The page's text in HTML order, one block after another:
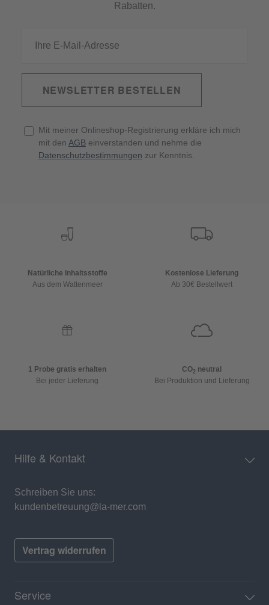
Rabatten.
NEWSLETTER BESTELLEN
Mit meiner Onlineshop-Registrierung erkläre ich mich
mit den AGB einverstanden und nehme die
Datenschutzbestimmungen zur Kenntnis.
Natürliche Inhaltsstoffe
Aus dem Wattenmeer
Kostenlose Lieferung
Ab 30€ Bestellwert
1 Probe gratis erhalten
Bei jeder Lieferung
CO2 neutral
Bei Produktion und Lieferung
Hilfe & Kontakt
Schreiben Sie uns:
kundenbetreuung@la-mer.com
Vertrag widerrufen
Service